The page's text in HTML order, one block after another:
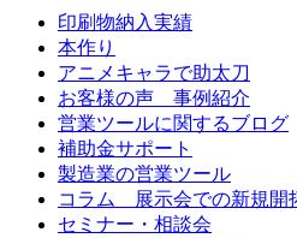
印刷物納入実績
本作り
アニメキャラで助太刀
お客様の声 事例紹介
営業ツールに関するブログ
補助金サポート
製造業の営業ツール
コラム 展示会での新規開
セミナー・相談会